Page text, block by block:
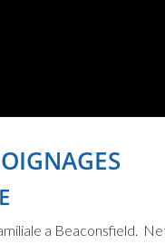
a Beaconsfield.